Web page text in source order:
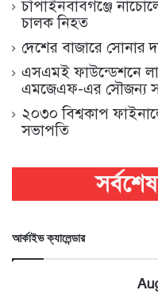
চাঁপাইনবাবগঞ্জে
চালক নিহত
দেশের বাজারে সোনার
এসএমই ফাউন্ডেশনে
এমজেএফ-এর সৌজন্য
২০৩০ বিশ্বকাপ
সভাপতি
আর্কাইভ ক্যালেন্ডার